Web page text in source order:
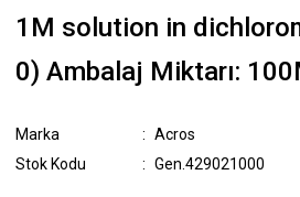
1M solution in
0) Ambalaj Miktarı:
Marka
Acros
Stok Kodu
Gen.429021000